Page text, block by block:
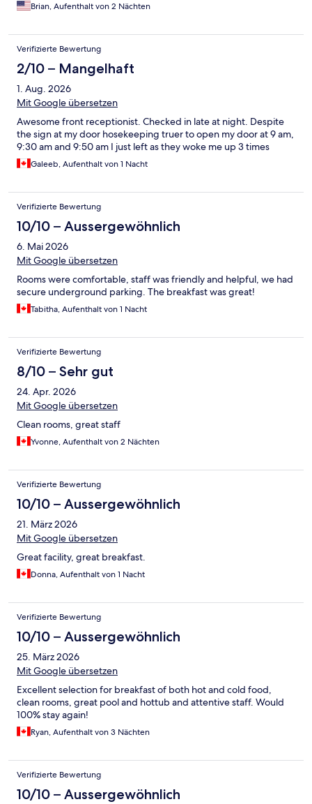
and a sofa bed...lots of room for us and the kids!!
Brian, Aufenthalt von 2 Nächten
Verifizierte Bewertung
2/10 – Mangelhaft
1. Aug. 2026
Mit Google übersetzen
Awesome front receptionist. Checked in late at night. Despite
the sign at my door hosekeeping truer to open my door at 9 am,
9:30 am and 9:50 am I just left as they woke me up 3 times
Galeeb, Aufenthalt von 1 Nacht
Verifizierte Bewertung
10/10 – Aussergewöhnlich
6. Mai 2026
Mit Google übersetzen
Rooms were comfortable, staff was friendly and helpful, we had
secure underground parking. The breakfast was great!
Tabitha, Aufenthalt von 1 Nacht
Verifizierte Bewertung
8/10 – Sehr gut
24. Apr. 2026
Mit Google übersetzen
Clean rooms, great staff
Yvonne, Aufenthalt von 2 Nächten
Verifizierte Bewertung
10/10 – Aussergewöhnlich
21. März 2026
Mit Google übersetzen
Great facility, great breakfast.
Donna, Aufenthalt von 1 Nacht
Verifizierte Bewertung
10/10 – Aussergewöhnlich
25. März 2026
Mit Google übersetzen
Excellent selection for breakfast of both hot and cold food,
clean rooms, great pool and hottub and attentive staff. Would
100% stay again!
Ryan, Aufenthalt von 3 Nächten
Verifizierte Bewertung
10/10 – Aussergewöhnlich